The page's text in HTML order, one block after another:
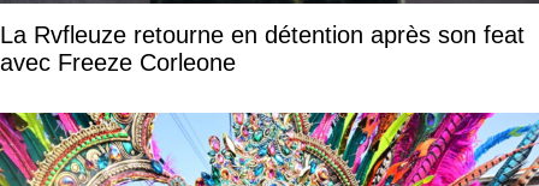
La Rvfleuze retourne en détention après son feat
avec Freeze Corleone